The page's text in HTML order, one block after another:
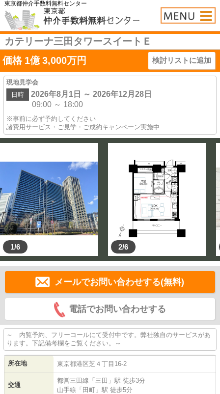
東京都仲介手数料無料センター
カテリーナ三田タワースイートＥ
価格 1億 3,000万円 検討リストに追加
現地見学会
日時
2026年8月1日 ～ 2026年12月28日
09:00 ～ 18:00
※事前に必ず予約してください
諸費用サービス・ご見学・ご成約キャンペーン実施中
1/6 2/6
メールでお問い合わせする(無料)
電話でお問い合わせする
～ 内覧予約、フリーコールにて受付中です。弊社独自のサービスがあ
ります。下記備考欄をご覧ください。～
所在地 東京都港区芝 ４丁目16-2
交通
都営三田線 「 三田 」駅 徒歩3分
山手線 「 田町 」駅 徒歩5分